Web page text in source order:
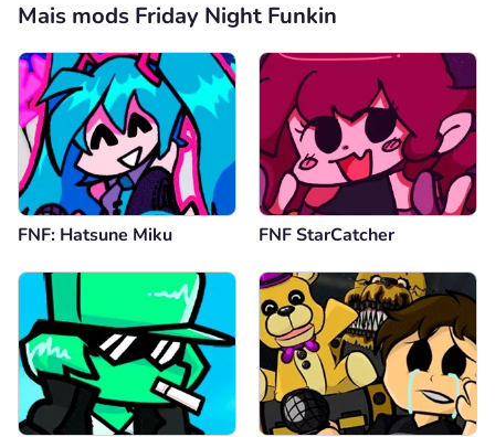
Mais mods Friday Night Funkin
FNF: Hatsune Miku FNF StarCatcher